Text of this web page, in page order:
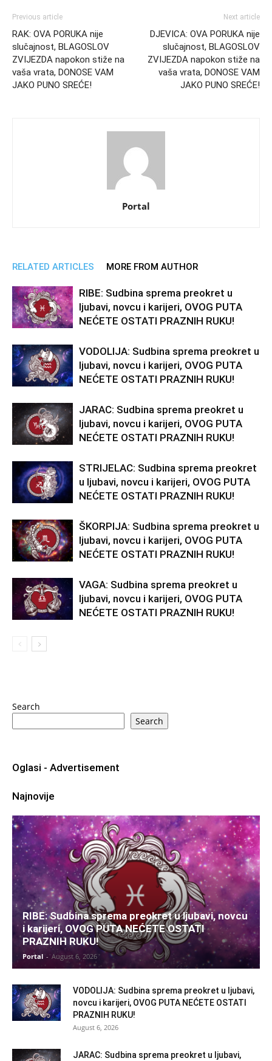
Previous article
RAK: OVA PORUKA nije
slučajnost, BLAGOSLOV
ZVIJEZDA napokon stiže na
vaša vrata, DONOSE VAM
JAKO PUNO SREĆE!
Next article
DJEVICA: OVA PORUKA nije
slučajnost, BLAGOSLOV
ZVIJEZDA napokon stiže na
vaša vrata, DONOSE VAM
JAKO PUNO SREĆE!
Portal
RELATED ARTICLES MORE FROM AUTHOR
RIBE: Sudbina sprema preokret u
ljubavi, novcu i karijeri, OVOG PUTA
NEĆETE OSTATI PRAZNIH RUKU!
VODOLIJA: Sudbina sprema preokret u
ljubavi, novcu i karijeri, OVOG PUTA
NEĆETE OSTATI PRAZNIH RUKU!
JARAC: Sudbina sprema preokret u
ljubavi, novcu i karijeri, OVOG PUTA
NEĆETE OSTATI PRAZNIH RUKU!
STRIJELAC: Sudbina sprema preokret
u ljubavi, novcu i karijeri, OVOG PUTA
NEĆETE OSTATI PRAZNIH RUKU!
ŠKORPIJA: Sudbina sprema preokret u
ljubavi, novcu i karijeri, OVOG PUTA
NEĆETE OSTATI PRAZNIH RUKU!
VAGA: Sudbina sprema preokret u
ljubavi, novcu i karijeri, OVOG PUTA
NEĆETE OSTATI PRAZNIH RUKU!
Search
Search
Oglasi - Advertisement
Najnovije
RIBE: Sudbina sprema preokret u ljubavi, novcu
i karijeri, OVOG PUTA NEĆETE OSTATI
PRAZNIH RUKU!
Portal - August 6, 2026
VODOLIJA: Sudbina sprema preokret u ljubavi,
novcu i karijeri, OVOG PUTA NEĆETE OSTATI
PRAZNIH RUKU!
August 6, 2026
JARAC: Sudbina sprema preokret u ljubavi,